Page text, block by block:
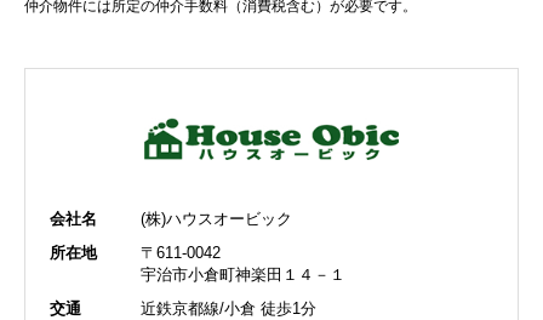
仲介物件には所定の仲介手数料（消費税含む）が必要です。
会社名
(株)ハウスオービック
所在地
〒611-0042
宇治市小倉町神楽田１４－１
交通
近鉄京都線/小倉 徒歩1分